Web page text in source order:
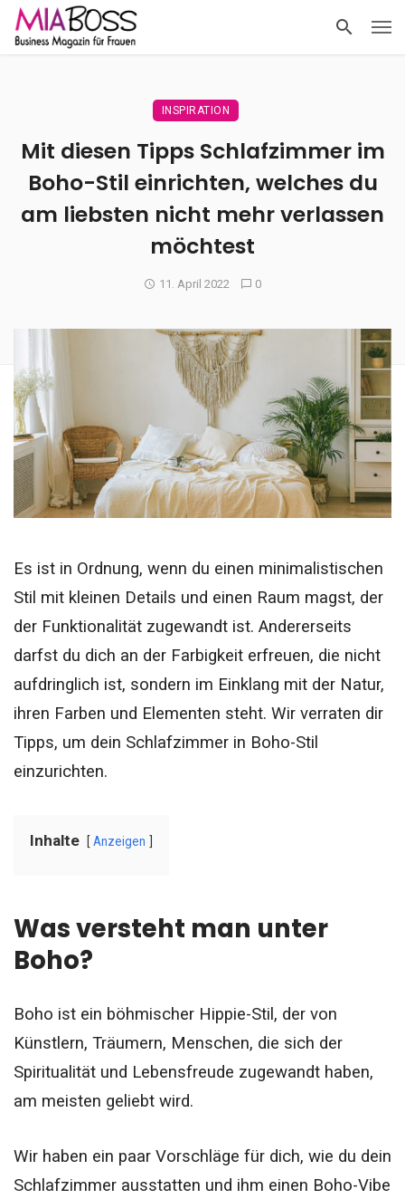
INSPIRATION
Mit diesen Tipps Schlafzimmer im
Boho-Stil einrichten, welches du
am liebsten nicht mehr verlassen
möchtest
11. April 2022 0
Es ist in Ordnung, wenn du einen minimalistischen
Stil mit kleinen Details und einen Raum magst, der
der Funktionalität zugewandt ist. Andererseits
darfst du dich an der Farbigkeit erfreuen, die nicht
aufdringlich ist, sondern im Einklang mit der Natur,
ihren Farben und Elementen steht. Wir verraten dir
Tipps, um dein Schlafzimmer in Boho-Stil
einzurichten.
Inhalte Anzeigen
Was versteht man unter
Boho?
Boho ist ein böhmischer Hippie-Stil, der von
Künstlern, Träumern, Menschen, die sich der
Spiritualität und Lebensfreude zugewandt haben,
am meisten geliebt wird.
Wir haben ein paar Vorschläge für dich, wie du dein
Schlafzimmer ausstatten und ihm einen Boho-Vibe